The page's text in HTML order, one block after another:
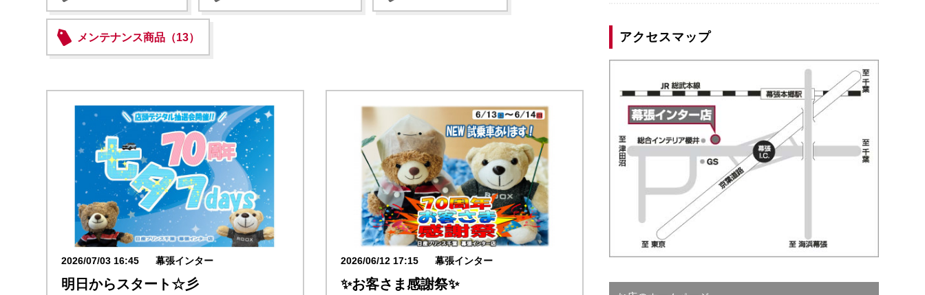
メンテナンス商品（13）
2026/07/03 16:45 幕張インター
明日からスタート☆彡
2026/06/12 17:15 幕張インター
✨お客さま感謝祭✨
アクセスマップ